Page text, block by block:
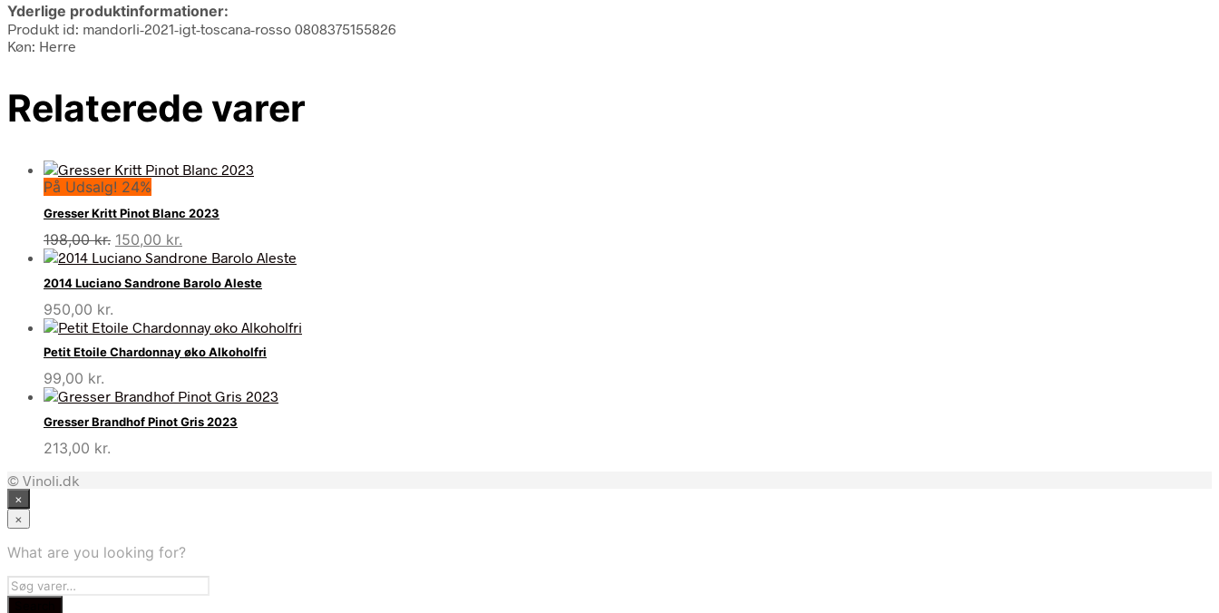
Yderlige produktinformationer:
Produkt id: mandorli-2021-igt-toscana-rosso 0808375155826
Køn: Herre
Relaterede varer
På Udsalg! 24%
Gresser Kritt Pinot Blanc 2023
198,00kr. Den
oprindelige
pris
var:
150,00 kr.
aktuelle
pris
er:
2014 Luciano Sandrone Barolo Aleste
950,00 kr.
Petit Etoile Chardonnay øko Alkoholfri
99,00 kr.
Gresser Brandhof Pinot Gris 2023
213,00 kr.
© Vinoli.dk
×
×
What are you looking for?